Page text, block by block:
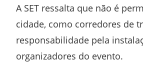
A SET ressalta que não é
cidade, como corredores de
responsabilidade pela
organizadores do evento.